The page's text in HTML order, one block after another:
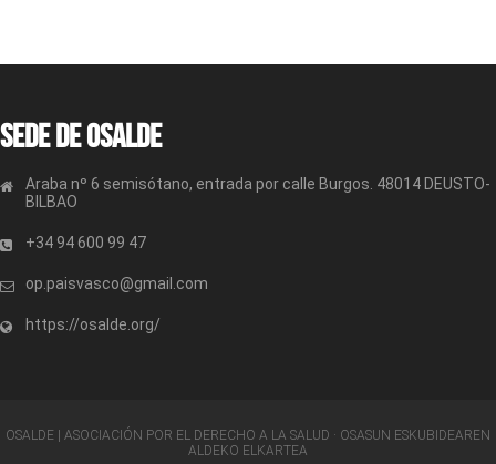
Sede de OSALDE
Araba nº 6 semisótano, entrada por calle Burgos. 48014 DEUSTO-
BILBAO
+34 94 600 99 47
op.paisvasco@gmail.com
https://osalde.org/
OSALDE | ASOCIACIÓN POR EL DERECHO A LA SALUD · OSASUN ESKUBIDEAREN
ALDEKO ELKARTEA